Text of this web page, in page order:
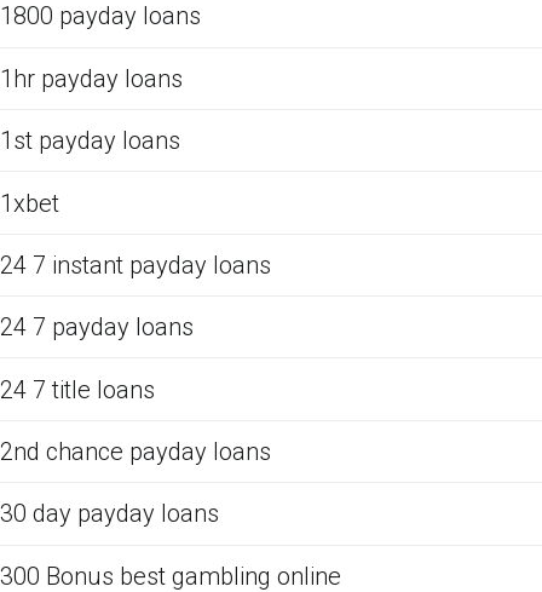
1800 payday loans
1hr payday loans
1st payday loans
1xbet
24 7 instant payday loans
24 7 payday loans
24 7 title loans
2nd chance payday loans
30 day payday loans
300 Bonus best gambling online